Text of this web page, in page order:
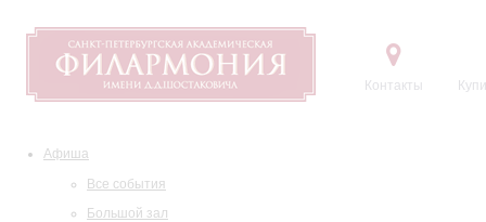
Контакты
Афиша
Все события
Большой зал